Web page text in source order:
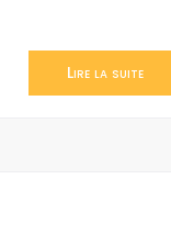
Lire la suite